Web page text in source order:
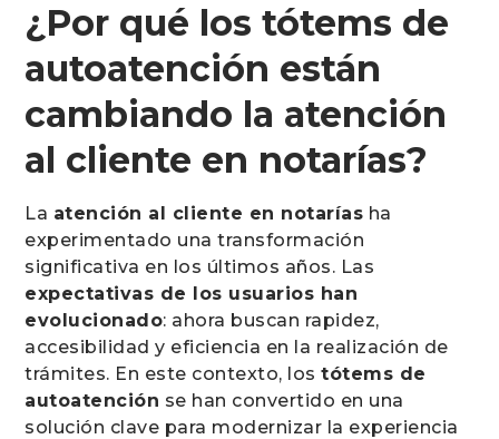
¿Por qué los tótems de
autoatención están
cambiando la atención
al cliente en notarías?
La atención al cliente en notarías ha
experimentado una transformación
significativa en los últimos años. Las
expectativas de los usuarios han
evolucionado: ahora buscan rapidez,
accesibilidad y eficiencia en la realización de
trámites. En este contexto, lostótems de
autoatención se han convertido en una
solución clave para modernizar la experiencia